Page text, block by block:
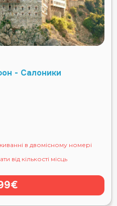
- Салоники
в двомісному номері
від кількості місць